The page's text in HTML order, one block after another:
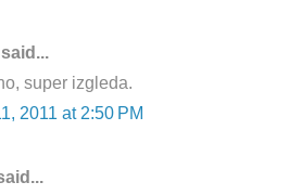
said...
super izgleda.
2011 at 2:50 PM